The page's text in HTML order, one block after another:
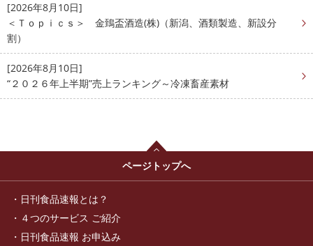
[2026年8月10日]
＜Ｔｏｐｉｃｓ＞ 金鵄盃酒造(株)（新潟、酒類製造、新設分
割）
[2026年8月10日]
“２０２６年上半期”売上ランキング～冷凍畜産素材
ページトップへ
日刊食品速報とは？
４つのサービス ご紹介
日刊食品速報 お申込み